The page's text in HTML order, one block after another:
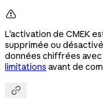

L'activation de CMEK
supprimée ou
données chiffrées
limitations avant de
